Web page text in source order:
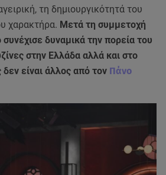
τη δημιουργικότητά του
χαρακτήρα. Μετά τη συμμετοχή
δυναμικά την πορεία του
στην Ελλάδα αλλά και στο
είναι άλλος από τον Πάνο